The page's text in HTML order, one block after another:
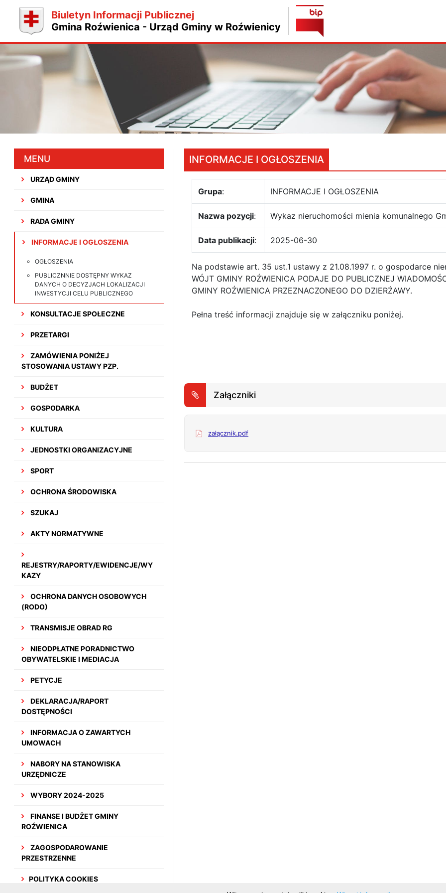
Biuletyn Informacji Publicznej
Gmina Roźwienica - Urząd Gminy w Roźwienicy
MENU
URZĄD GMINY
GMINA
RADA GMINY
INFORMACJE I OGŁOSZENIA
OGŁOSZENIA
PUBLICZNNIE DOSTĘPNY WYKAZ
DANYCH O DECYZJACH LOKALIZACJI
INWESTYCJI CELU PUBLICZNEGO
KONSULTACJE SPOŁECZNE
PRZETARGI
ZAMÓWIENIA PONIŻEJ
STOSOWANIA USTAWY PZP.
BUDŻET
GOSPODARKA
KULTURA
JEDNOSTKI ORGANIZACYJNE
SPORT
OCHRONA ŚRODOWISKA
SZUKAJ
AKTY NORMATYWNE
REJESTRY/RAPORTY/EWIDENCJE/WY
KAZY
OCHRONA DANYCH OSOBOWYCH
(RODO)
TRANSMISJE OBRAD RG
NIEODPŁATNE PORADNICTWO
OBYWATELSKIE I MEDIACJA
PETYCJE
DEKLARACJA/RAPORT
DOSTĘPNOŚCI
INFORMACJA O ZAWARTYCH
UMOWACH
NABORY NA STANOWISKA
URZĘDNICZE
WYBORY 2024-2025
FINANSE I BUDŻET GMINY
ROŹWIENICA
ZAGOSPODAROWANIE
PRZESTRZENNE
POLITYKA COOKIES
INFORMACJE I OGŁOSZENIA
Grupa: INFORMACJE I OGŁOSZENIA
Nazwa pozycji: Wykaz nieruchomości mienia komunalnego
Data publikacji: 2025-06-30
Na podstawie art. 35 ust.1 ustawy z 21.08.1997 r. o gospodarce
WÓJT GMINY ROŹWIENICA PODAJE DO PUBLICZNEJ
GMINY ROŹWIENICA PRZEZNACZONEGO DO DZIERŻAWY.
Pełna treść informacji znajduje się w załączniku poniżej.
Załączniki
załącznik.pdf